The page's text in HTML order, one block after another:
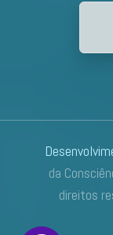
da
direitos